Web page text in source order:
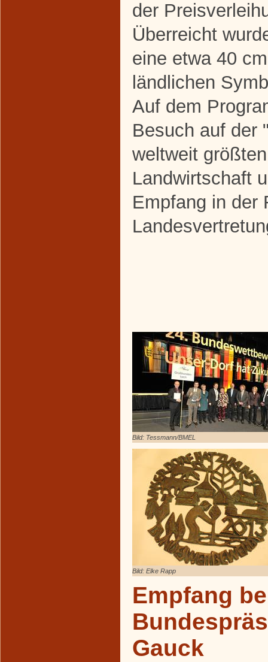
der
Überreicht
eine etwa 40
ländlichen
Auf dem
Besuch auf der
weltweit
Landwirtschaft
Empfang in der
Bild: Tessmann/BMEL
Bild: Elke Rapp
Empfang
Gauck